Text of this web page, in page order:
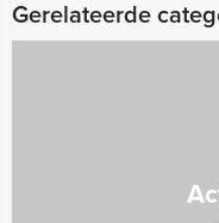
Gerelateerde